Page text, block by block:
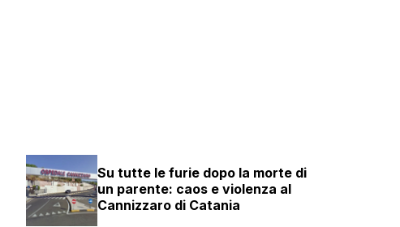
Su tutte le furie dopo la morte di
un parente: caos e violenza al
Cannizzaro di Catania